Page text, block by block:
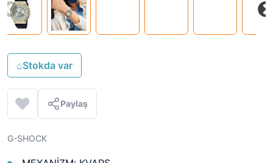
⌂Stokda var
Paylaş
G-SHOCK